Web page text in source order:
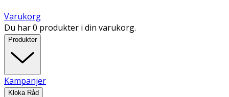
Varukorg
Du har 0 produkter i din varukorg.
Produkter
Kampanjer
Kloka Råd